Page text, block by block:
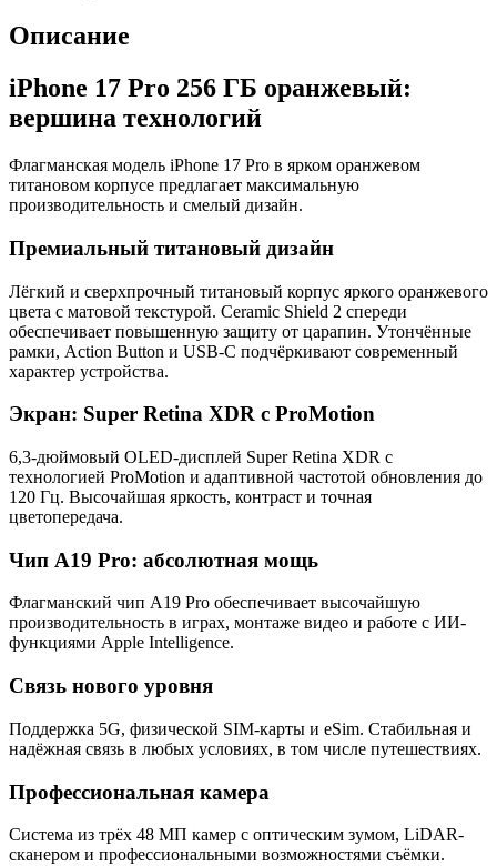
Описание
iPhone 17 Pro 256 ГБ оранжевый:
вершина технологий
Флагманская модель iPhone 17 Pro в ярком оранжевом
титановом корпусе предлагает максимальную
производительность и смелый дизайн.
Премиальный титановый дизайн
Лёгкий и сверхпрочный титановый корпус яркого оранжевого
цвета с матовой текстурой. Ceramic Shield 2 спереди
обеспечивает повышенную защиту от царапин. Утончённые
рамки, Action Button и USB-C подчёркивают современный
характер устройства.
Экран: Super Retina XDR с ProMotion
6,3-дюймовый OLED-дисплей Super Retina XDR с
технологией ProMotion и адаптивной частотой обновления до
120 Гц. Высочайшая яркость, контраст и точная
цветопередача.
Чип A19 Pro: абсолютная мощь
Флагманский чип A19 Pro обеспечивает высочайшую
производительность в играх, монтаже видео и работе с ИИ-
функциями Apple Intelligence.
Связь нового уровня
Поддержка 5G, физической SIM-карты и eSim. Стабильная и
надёжная связь в любых условиях, в том числе путешествиях.
Профессиональная камера
Система из трёх 48 МП камер с оптическим зумом, LiDAR-
сканером и профессиональными возможностями съёмки.